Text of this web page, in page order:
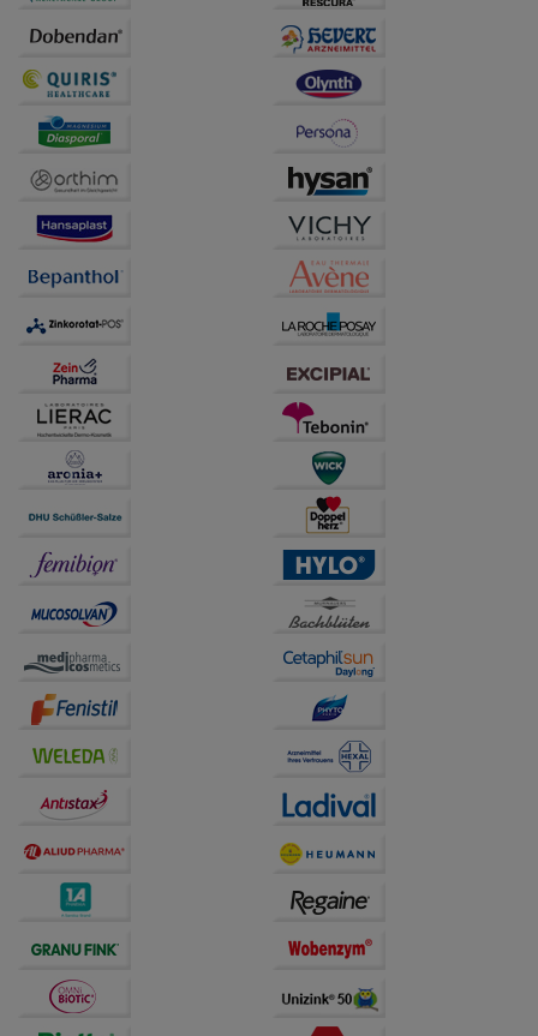
Informationen über die Art und Weise der Nutzung
unserer Website sammeln, mit deren Hilfe wir unsere
Website weiter für Sie optimieren können, den Inhalt
auf unserer Website aber auch die Werbung auf
Drittseiten möglichst relevant für Sie zu gestalten.
Bitte beachten Sie, dass Daten hierfür teilweise an
Dritte wie z.B. Google oder soziale Medien